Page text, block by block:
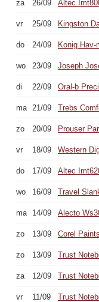
za 26/09 Altec
vr 25/09 Kingston
do 24/09 Konig
wo 23/09 Joseph
di 22/09 Oral-b
ma 21/09 Trebs
zo 20/09 Prouser
vr 18/09 Western
do 17/09 Altec
wo 16/09 Travel
ma 14/09 Alecto
zo 13/09 Corel
zo 13/09 Trust
za 12/09 Trust
vr 11/09 Trust